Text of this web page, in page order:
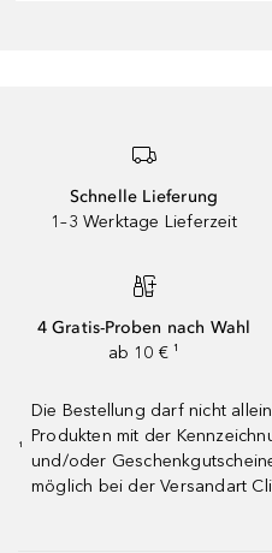
Schnelle Lieferung
1–3 Werktage Lieferzeit
4 Gratis-Proben nach Wahl
ab 10 € ¹
¹
Die Bestellung darf nicht
Produkten mit der
und/oder
möglich bei der Versandart